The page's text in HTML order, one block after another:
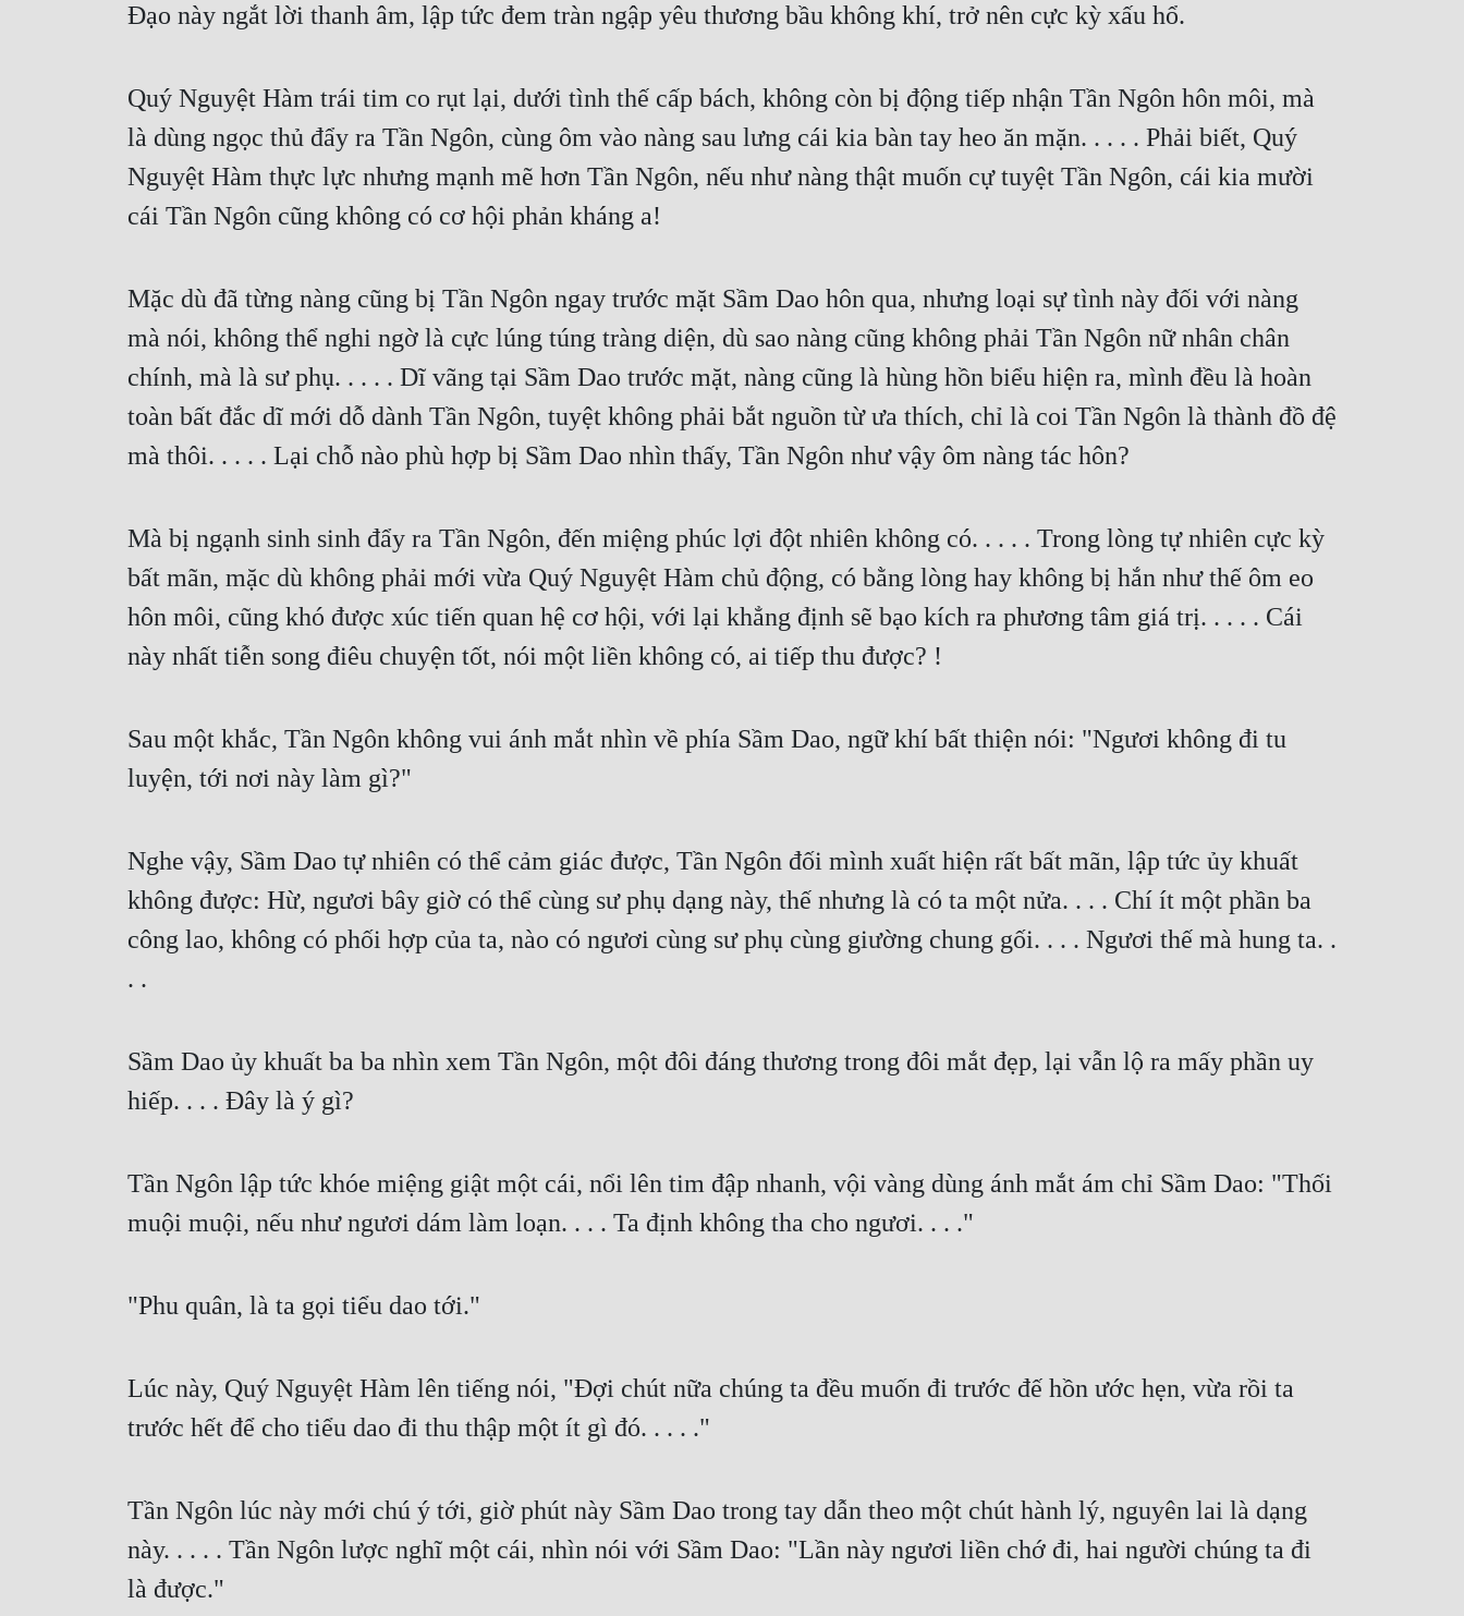
Đạo này ngắt lời thanh âm, lập tức đem tràn ngập yêu thương bầu không khí, trở nên cực kỳ xấu hổ.
Quý Nguyệt Hàm trái tim co rụt lại, dưới tình thế cấp bách, không còn bị động tiếp nhận Tần Ngôn hôn môi, mà
là dùng ngọc thủ đẩy ra Tần Ngôn, cùng ôm vào nàng sau lưng cái kia bàn tay heo ăn mặn. . . . . Phải biết, Quý
Nguyệt Hàm thực lực nhưng mạnh mẽ hơn Tần Ngôn, nếu như nàng thật muốn cự tuyệt Tần Ngôn, cái kia mười
cái Tần Ngôn cũng không có cơ hội phản kháng a!
Mặc dù đã từng nàng cũng bị Tần Ngôn ngay trước mặt Sầm Dao hôn qua, nhưng loại sự tình này đối với nàng
mà nói, không thể nghi ngờ là cực lúng túng tràng diện, dù sao nàng cũng không phải Tần Ngôn nữ nhân chân
chính, mà là sư phụ. . . . . Dĩ vãng tại Sầm Dao trước mặt, nàng cũng là hùng hồn biểu hiện ra, mình đều là hoàn
toàn bất đắc dĩ mới dỗ dành Tần Ngôn, tuyệt không phải bắt nguồn từ ưa thích, chỉ là coi Tần Ngôn là thành đồ đệ
mà thôi. . . . . Lại chỗ nào phù hợp bị Sầm Dao nhìn thấy, Tần Ngôn như vậy ôm nàng tác hôn?
Mà bị ngạnh sinh sinh đẩy ra Tần Ngôn, đến miệng phúc lợi đột nhiên không có. . . . . Trong lòng tự nhiên cực kỳ
bất mãn, mặc dù không phải mới vừa Quý Nguyệt Hàm chủ động, có bằng lòng hay không bị hắn như thế ôm eo
hôn môi, cũng khó được xúc tiến quan hệ cơ hội, với lại khẳng định sẽ bạo kích ra phương tâm giá trị. . . . . Cái
này nhất tiễn song điêu chuyện tốt, nói một liền không có, ai tiếp thu được? !
Sau một khắc, Tần Ngôn không vui ánh mắt nhìn về phía Sầm Dao, ngữ khí bất thiện nói: "Ngươi không đi tu
luyện, tới nơi này làm gì?"
Nghe vậy, Sầm Dao tự nhiên có thể cảm giác được, Tần Ngôn đối mình xuất hiện rất bất mãn, lập tức ủy khuất
không được: Hừ, ngươi bây giờ có thể cùng sư phụ dạng này, thế nhưng là có ta một nửa. . . . Chí ít một phần ba
công lao, không có phối hợp của ta, nào có ngươi cùng sư phụ cùng giường chung gối. . . . Ngươi thế mà hung ta. .
. .
Sầm Dao ủy khuất ba ba nhìn xem Tần Ngôn, một đôi đáng thương trong đôi mắt đẹp, lại vẫn lộ ra mấy phần uy
hiếp. . . . Đây là ý gì?
Tần Ngôn lập tức khóe miệng giật một cái, nổi lên tim đập nhanh, vội vàng dùng ánh mắt ám chỉ Sầm Dao: "Thối
muội muội, nếu như ngươi dám làm loạn. . . . Ta định không tha cho ngươi. . . ."
"Phu quân, là ta gọi tiểu dao tới."
Lúc này, Quý Nguyệt Hàm lên tiếng nói, "Đợi chút nữa chúng ta đều muốn đi trước đế hồn ước hẹn, vừa rồi ta
trước hết để cho tiểu dao đi thu thập một ít gì đó. . . . ."
Tần Ngôn lúc này mới chú ý tới, giờ phút này Sầm Dao trong tay dẫn theo một chút hành lý, nguyên lai là dạng
này. . . . . Tần Ngôn lược nghĩ một cái, nhìn nói với Sầm Dao: "Lần này ngươi liền chớ đi, hai người chúng ta đi
là được."